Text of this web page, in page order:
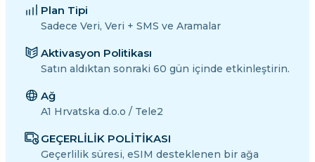
Plan Tipi
Sadece Veri, Veri + SMS ve Aramalar
Aktivasyon Politikası
Satın aldıktan sonraki 60 gün içinde etkinleştirin.
Ağ
A1 Hrvatska d.o.o / Tele2
GEÇERLİLİK POLİTİKASI
Geçerlilik süresi, eSIM desteklenen bir ağa